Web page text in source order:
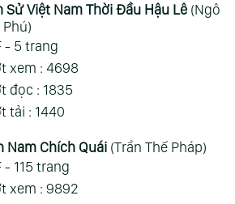
Wed 05/08/2026
shop ra 2 chap
Xem Thêm
Sử Việt Nam Thời Đầu Hậu Lê(Ngô
Phú)
- 5 trang
xem : 4698
đọc : 1835
tải : 1440
Nam Chích Quái(Trần Thế Pháp)
- 115 trang
xem : 9892